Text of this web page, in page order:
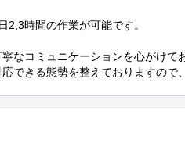
2,3時間の作業が可能です。
なコミュニケーションを心がけて
できる態勢を整えておりますので